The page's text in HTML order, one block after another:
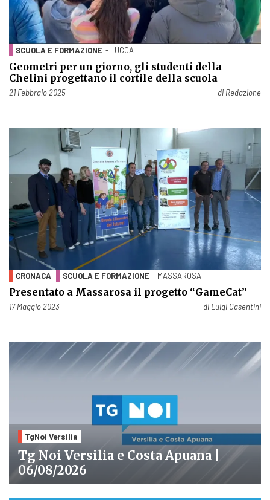
SCUOLA E FORMAZIONE - LUCCA
Geometri per un giorno, gli studenti della
Chelini progettano il cortile della scuola
Pubblicato il
21 Febbraio 2025 di Redazione
CRONACA SCUOLA E FORMAZIONE - MASSAROSA
Presentato a Massarosa il progetto “GameCat”
Pubblicato il
17 Maggio 2023 di Luigi Casentini
TgNoi Versilia
Tg Noi Versilia e Costa Apuana |
06/08/2026